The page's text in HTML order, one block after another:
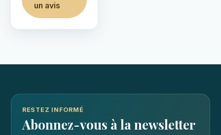
un avis
RESTEZ INFORMÉ
Abonnez-vous à la newsletter